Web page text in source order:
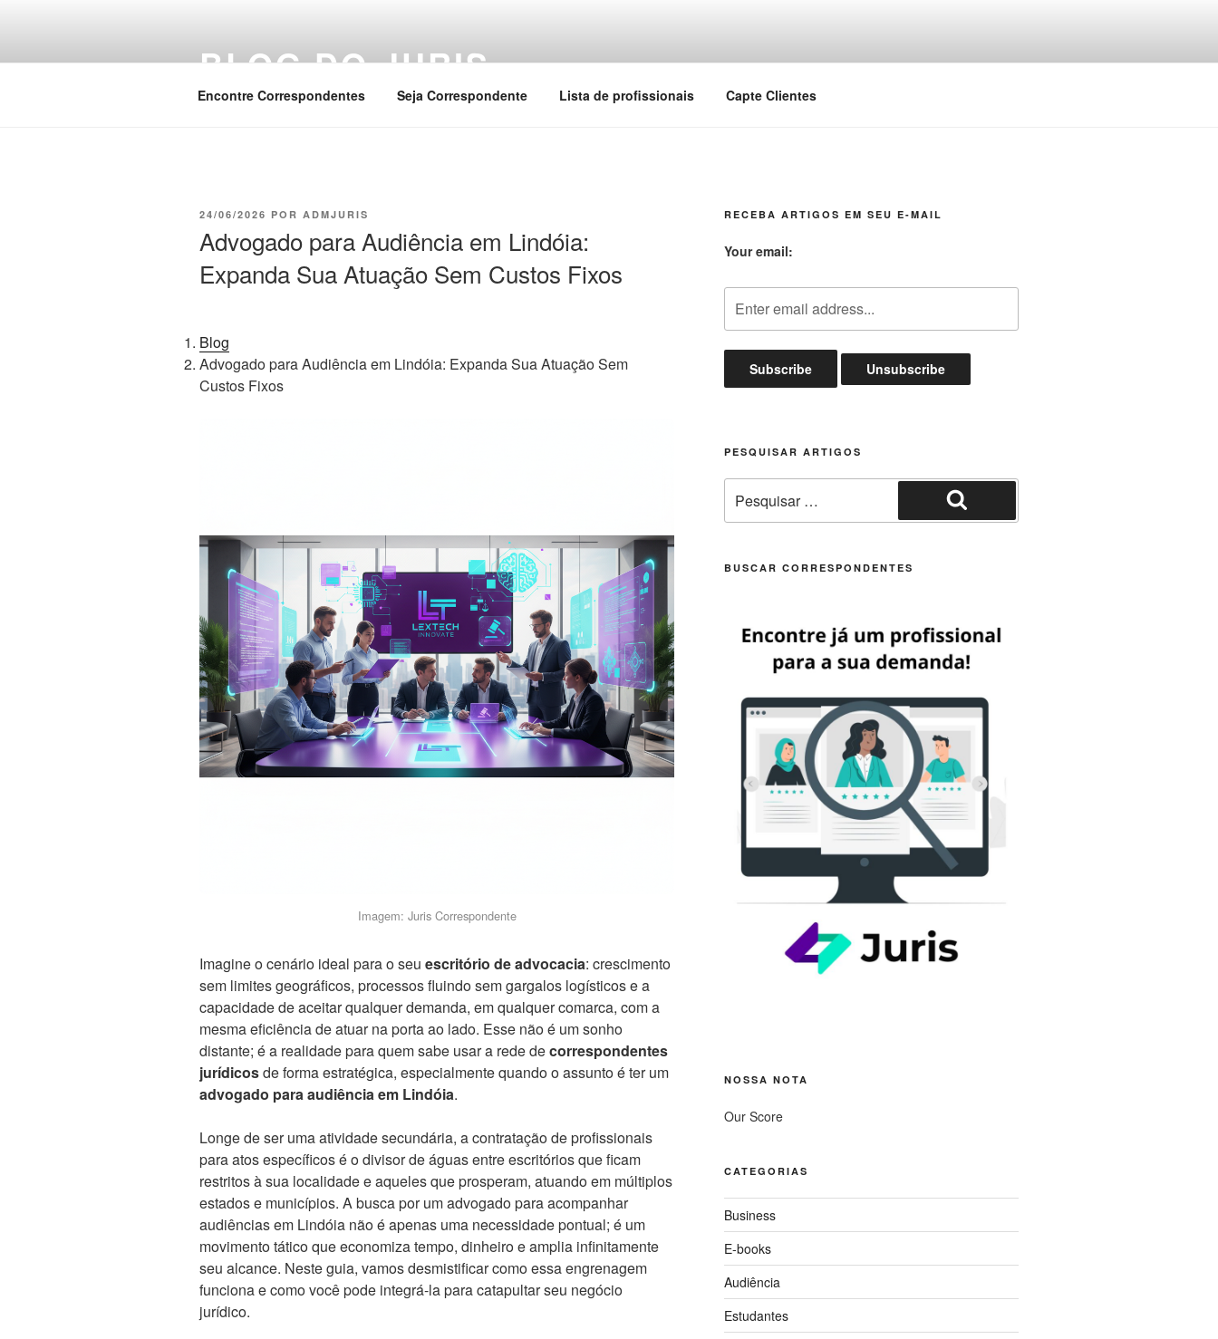
BLOG DO JURIS
Encontre Correspondentes Seja Correspondente Lista de profissionais Capte Clientes
PUBLICADO
24/06/2026 POR ADMJURIS
Advogado para Audiência em Lindóia:
Expanda Sua Atuação Sem Custos Fixos
Blog
Advogado para Audiência em Lindóia: Expanda Sua Atuação Sem
Custos Fixos
Imagem: Juris Correspondente
Imagine o cenário ideal para o seu escritório de advocacia: crescimento
sem limites geográficos, processos fluindo sem gargalos logísticos e a
capacidade de aceitar qualquer demanda, em qualquer comarca, com a
mesma eficiência de atuar na porta ao lado. Esse não é um sonho
distante; é a realidade para quem sabe usar a rede decorrespondentes
jurídicosde forma estratégica, especialmente quando o assunto é ter um
advogado para audiência em Lindóia.
Longe de ser uma atividade secundária, a contratação de profissionais
para atos específicos é o divisor de águas entre escritórios que ficam
restritos à sua localidade e aqueles que prosperam, atuando em múltiplos
estados e municípios. A busca por um advogado para acompanhar
audiências em Lindóia não é apenas uma necessidade pontual; é um
movimento tático que economiza tempo, dinheiro e amplia infinitamente
seu alcance. Neste guia, vamos desmistificar como essa engrenagem
funciona e como você pode integrá-la para catapultar seu negócio
jurídico.
RECEBA ARTIGOS EM SEU E-MAIL
Your email:
PESQUISAR ARTIGOS
por:
Pesquisar
BUSCAR CORRESPONDENTES
NOSSA NOTA
Our Score
CATEGORIAS
Business
E-books
Audiência
Estudantes